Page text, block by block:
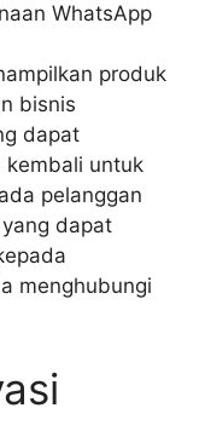
WhatsApp
produk
bisnis
dapat
kembali untuk
pelanggan
dapat
menghubungi